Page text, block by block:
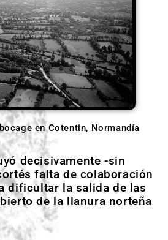
en Cotentin, Normandía
decisivamente -sin
falta de colaboración
dificultar la salida de las
de la llanura norteña